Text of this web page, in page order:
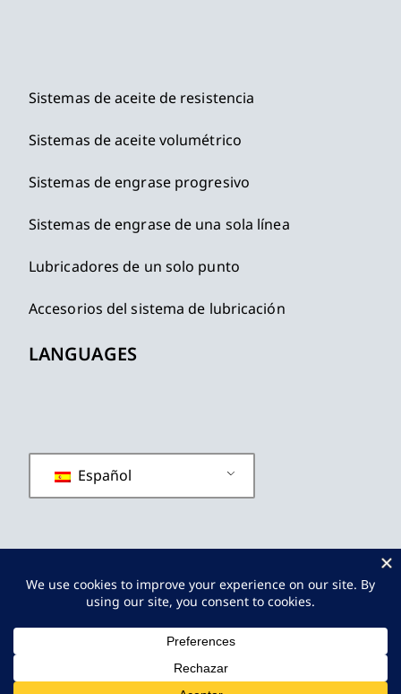
Sistemas de aceite de resistencia
Sistemas de aceite volumétrico
Sistemas de engrase progresivo
Sistemas de engrase de una sola línea
Lubricadores de un solo punto
Accesorios del sistema de lubricación
LANGUAGES
Español
política de privacidad
Términos y condiciones
Mapa del sitio
JINPINLUBReservados Todos Los
Derechos.